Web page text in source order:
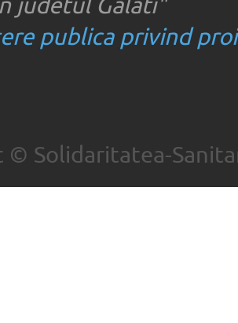
judetul Galati"
publica privind
© Solidaritatea-